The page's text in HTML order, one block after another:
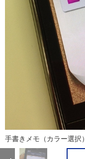
手書きメモ（カラー選択）